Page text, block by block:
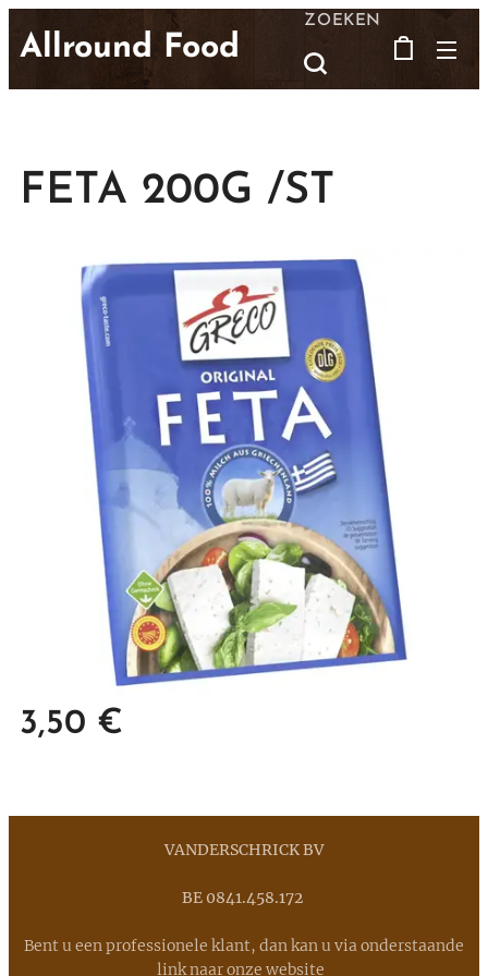
Allround Food
ZOEKEN
FETA 200G /ST
3,50 €
VANDERSCHRICK BV
BE 0841.458.172
Bent u een professionele klant, dan kan u via onderstaande
link naar onze website